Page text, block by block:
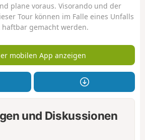
plane voraus. Visorando und der
Tour können im Falle eines Unfalls
gemacht werden.
mobilen App anzeigen
und Diskussionen